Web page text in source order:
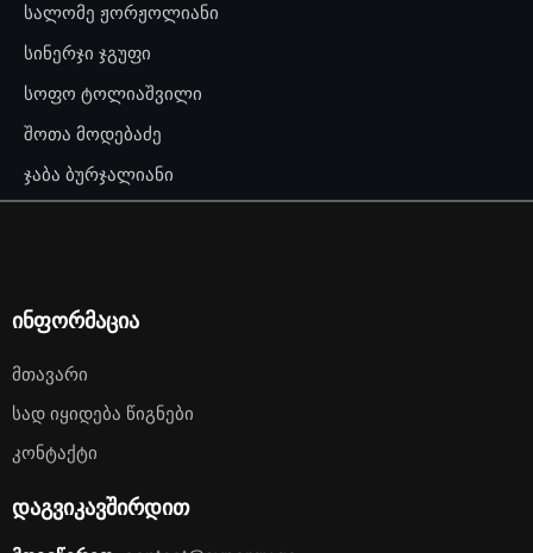
სალომე ჟორჟოლიანი
სინერჯი ჯგუფი
სოფო ტოლიაშვილი
შოთა მოდებაძე
ჯაბა ბურჯალიანი
ინფორმაცია
Მთავარი
Სად Იყიდება Წიგნები
Კონტაქტი
დაგვიკავშირდით